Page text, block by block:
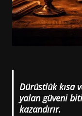
Dürüstlük kısa
yalan güveni
kazandırır.